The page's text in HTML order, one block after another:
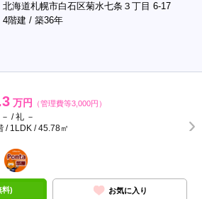
北海道札幌市白石区菊水七条３丁目 6-17
4階建 / 築36年
万円 （管理費等3,000円）
/ 礼 －
/ 1LDK / 45.78㎡
ポンタ
部屋
料) お気に入り